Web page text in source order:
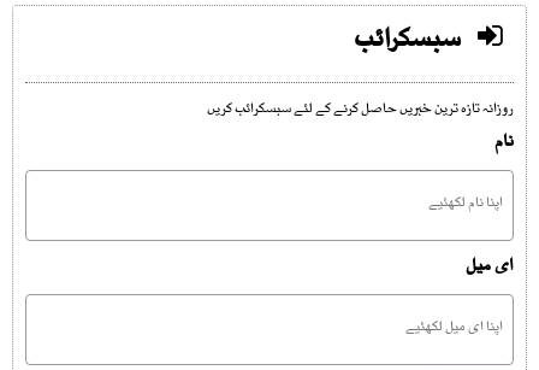
سبسکرائب
روزانہ تازہ ترین خبریں حاصل کرنے کے لئے سبسکرائب کریں
نام
ای میل